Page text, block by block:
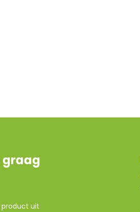
graag
product uit